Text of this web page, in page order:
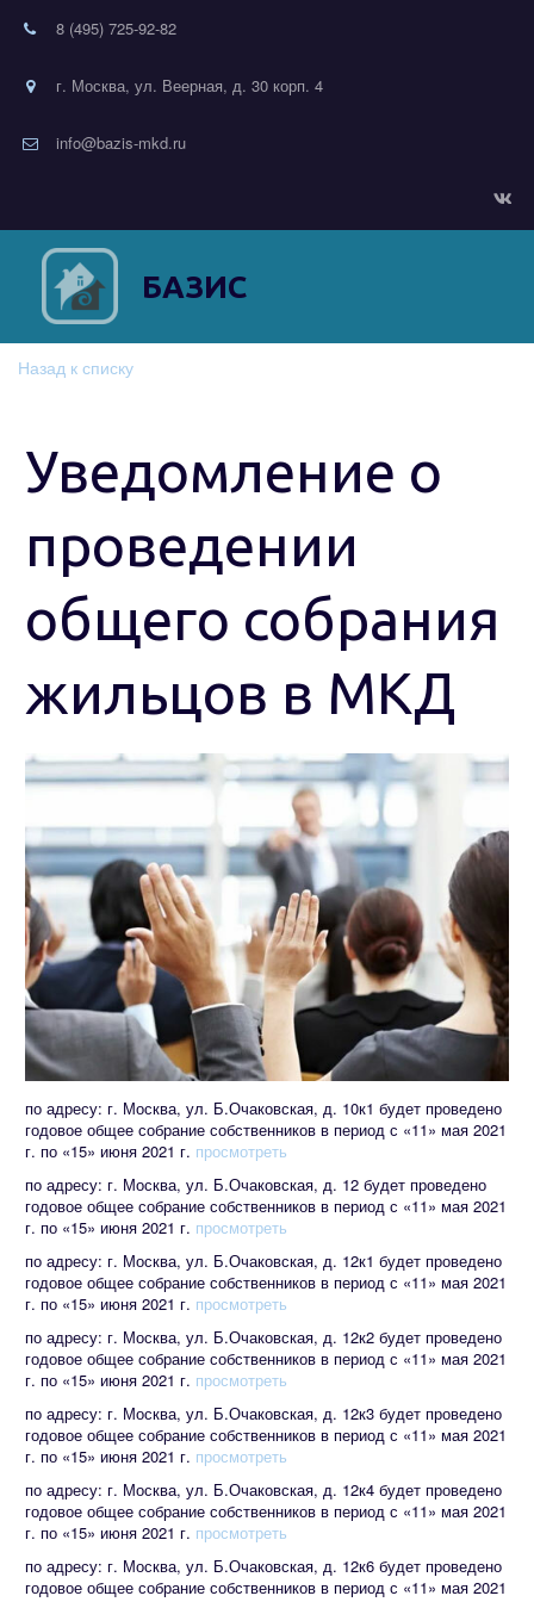
8 (495) 725-92-82
г. Москва, ул. Веерная, д. 30 корп. 4
info@bazis-mkd.ru
БАЗИС
Назад к списку
Уведомление о
проведении
общего собрания
жильцов в МКД
по адресу: г. Москва, ул. Б.Очаковская, д. 10к1 будет проведено
годовое общее собрание собственников в период с «11» мая 2021
г. по «15» июня 2021 г. просмотреть
по адресу: г. Москва, ул. Б.Очаковская, д. 12 будет проведено
годовое общее собрание собственников в период с «11» мая 2021
г. по «15» июня 2021 г. просмотреть
по адресу: г. Москва, ул. Б.Очаковская, д. 12к1 будет проведено
годовое общее собрание собственников в период с «11» мая 2021
г. по «15» июня 2021 г. просмотреть
по адресу: г. Москва, ул. Б.Очаковская, д. 12к2 будет проведено
годовое общее собрание собственников в период с «11» мая 2021
г. по «15» июня 2021 г. просмотреть
по адресу: г. Москва, ул. Б.Очаковская, д. 12к3 будет проведено
годовое общее собрание собственников в период с «11» мая 2021
г. по «15» июня 2021 г. просмотреть
по адресу: г. Москва, ул. Б.Очаковская, д. 12к4 будет проведено
годовое общее собрание собственников в период с «11» мая 2021
г. по «15» июня 2021 г. просмотреть
по адресу: г. Москва, ул. Б.Очаковская, д. 12к6 будет проведено
годовое общее собрание собственников в период с «11» мая 2021